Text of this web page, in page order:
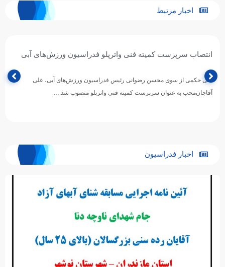
اخبار مرتبط
انتصاب سرپرست کمیته فنی واترپلو فدراسیون ورزش‌های آبی
طی حکمی از سوی محسن رضوانی رئیس فدراسیون ورزش‌های آبی، علی
آقاجان‌محب به عنوان سرپرست کمیته فنی واترپلو منصوب شد.…
اخبار فدراسیون